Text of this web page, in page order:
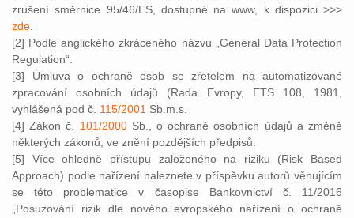
zrušení směrnice 95/46/ES, dostupné na www, k dispozici >>>
zde
[2] Podle anglického zkráceného názvu „General Data Protection
Regulation“.
[3] Úmluva o ochraně osob se zřetelem na automatizované
zpracování osobních údajů (Rada Evropy, ETS 108, 1981,
vyhlášená pod č. 115/2001 Sb.m.s.
[4] Zákon č. 101/2000Sb., o ochraně osobních údajů a změně
některých zákonů, ve znění pozdějších předpisů.
[5] Více ohledně přístupu založeného na riziku (Risk Based
Approach) podle nařízení naleznete v příspěvku autorů věnujícím
se této problematice v časopise Bankovnictví č. 11/2016
„Posuzování rizik dle nového evropského nařízení o ochraně